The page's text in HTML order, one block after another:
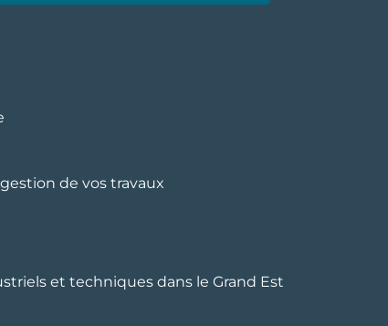
de vos travaux
et techniques dans le Grand Est